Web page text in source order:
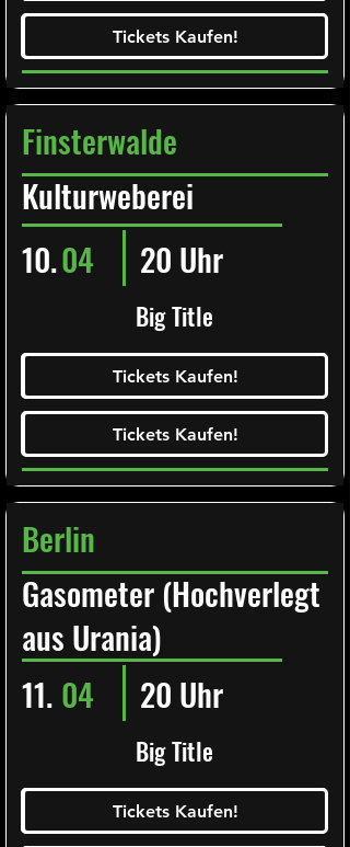
Tickets Kaufen!
Tickets Kaufen!
Finsterwalde
Kulturweberei
Big Title
10.04 20 Uhr
Tickets Kaufen!
Ticketalarm abonieren!
Tickets Kaufen!
Tickets Kaufen!
Tickets Kaufen!
Berlin
Gasometer (Hochverlegt
aus Urania)
Big Title
11. 04 20 Uhr
Tickets Kaufen!
Ticketalarm abonieren!
Tickets Kaufen!